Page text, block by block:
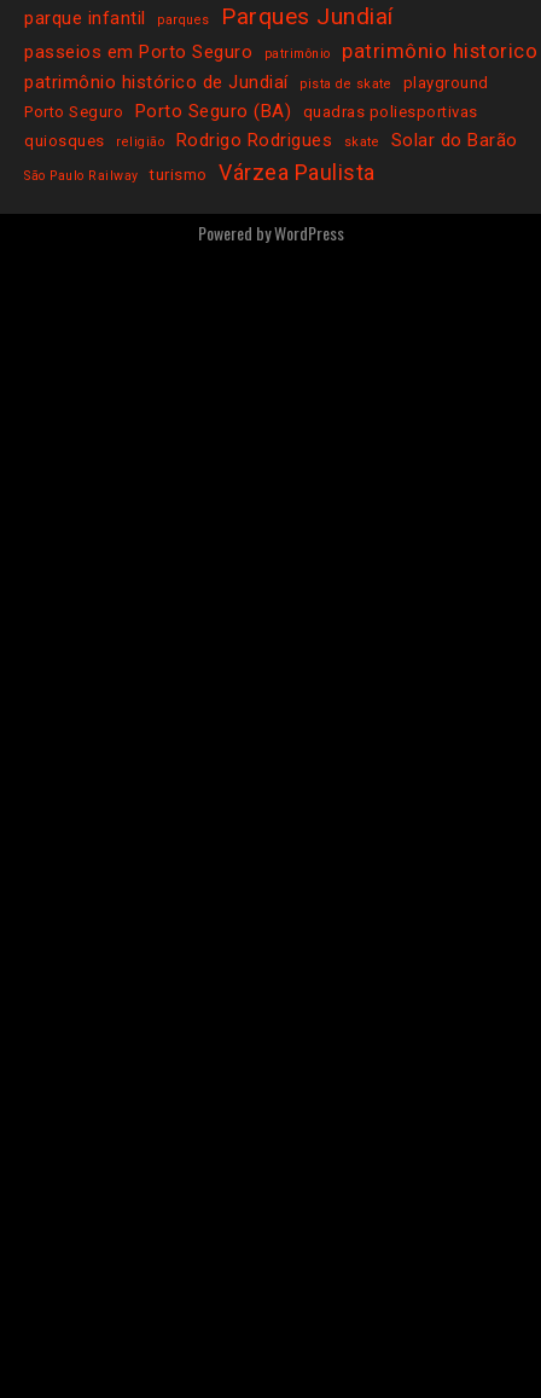
parque infantil parques Parques Jundiaí
passeios em Porto Seguro patrimônio patrimônio historico
patrimônio histórico de Jundiaí pista de skate
playground
Porto Seguro
Porto Seguro (BA)
quadras poliesportivas
quiosques
religião Rodrigo Rodrigues skate Solar do Barão
São Paulo Railway turismo Várzea Paulista
Powered byWordPress